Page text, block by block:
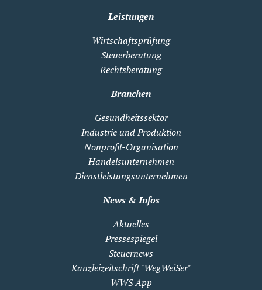
Leistungen
Wirtschaftsprüfung
Steuerberatung
Rechtsberatung
Branchen
Gesundheitssektor
Industrie und Produktion
Nonprofit-Organisation
Handelsunternehmen
Dienstleistungsunternehmen
News & Infos
Aktuelles
Pressespiegel
Steuernews
Kanzleizeitschrift "WegWeiSer"
WWS App